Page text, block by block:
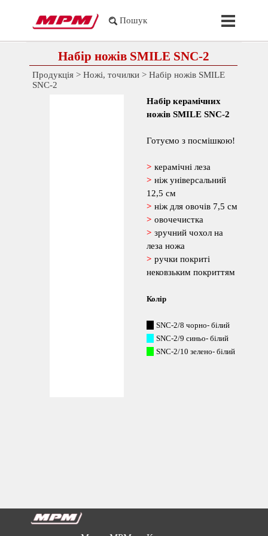
Пошук
Набір ножів SMILE SNC-2
Продукція >Ножі, точилки >Набір ножів SMILE
SNC-2
Набір керамічних
ножів SMILE SNC-2
Готуємо з посмішкою!
> керамічні леза
> ніж універсальний
12,5 см
> ніж для овочів 7,5 см
> овочечистка
> зручний чохол на
леза ножа
> ручки покриті
нековзьким покриттям
Колір
-SNC-2/8 чорно- білий
-SNC-2/9 синьо- білий
-SNC-2/10 зелено- білий